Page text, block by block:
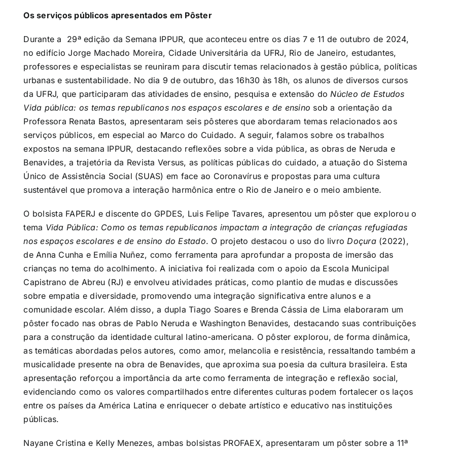
Os serviços públicos apresentados em Pôster
Durante a
29ª edição da Semana IPPUR, que aconteceu entre os dias 7 e 11 de outubro de 2024,
no edifício Jorge Machado Moreira, Cidade Universitária da UFRJ, Rio de Janeiro, estudantes,
professores e especialistas se reuniram para discutir temas relacionados à gestão pública, políticas
urbanas e sustentabilidade. No dia 9 de outubro, das 16h30 às 18h, os alunos de diversos cursos
da UFRJ, que participaram das atividades de ensino, pesquisa e extensão doNúcleo de Estudos
Vida pública: os temas republicanos nos espaços escolares e de ensino sob a orientação da
Professora Renata Bastos, apresentaram seis pôsteres que abordaram temas relacionados aos
serviços públicos, em especial ao Marco do Cuidado. A seguir, falamos sobre os trabalhos
expostos na semana IPPUR, destacando reflexões sobre a vida pública, as obras de Neruda e
Benavides, a trajetória da Revista Versus, as políticas públicas do cuidado, a atuação do Sistema
Único de Assistência Social (SUAS) em face ao Coronavírus e propostas para uma cultura
sustentável que promova a interação harmônica entre o Rio de Janeiro e o meio ambiente.
O bolsista FAPERJ e discente do GPDES, Luis Felipe Tavares, apresentou um pôster que explorou o
tema Vida Pública: Como os temas republicanos impactam a integração de crianças refugiadas
nos espaços escolares e de ensino do Estado. O projeto destacou o uso do livroDoçura(2022),
de Anna Cunha e Emília Nuñez, como ferramenta para aprofundar a proposta de imersão das
crianças no tema do acolhimento. A iniciativa foi realizada com o apoio da Escola Municipal
Capistrano de Abreu (RJ) e envolveu atividades práticas, como plantio de mudas e discussões
sobre empatia e diversidade, promovendo uma integração significativa entre alunos e a
comunidade escolar. Além disso, a dupla Tiago Soares e Brenda Cássia de Lima elaboraram um
pôster focado nas obras de Pablo Neruda e Washington Benavides, destacando suas contribuições
para a construção da identidade cultural latino-americana. O pôster explorou, de forma dinâmica,
as temáticas abordadas pelos autores, como amor, melancolia e resistência, ressaltando também a
musicalidade presente na obra de Benavides, que aproxima sua poesia da cultura brasileira. Esta
apresentação reforçou a importância da arte como ferramenta de integração e reflexão social,
evidenciando como os valores compartilhados entre diferentes culturas podem fortalecer os laços
entre os países da América Latina e enriquecer o debate artístico e educativo nas instituições
públicas.
Nayane Cristina e Kelly Menezes, ambas bolsistas PROFAEX, apresentaram um pôster sobre a 11ª